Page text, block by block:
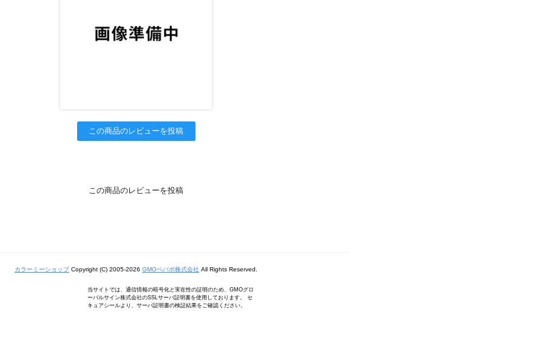
この商品のレビューを投稿
この商品のレビューを投稿
カラーミーショップCopyright (C) 2005-2026 GMOペパボ株式会社 All Rights Reserved.
当サイトでは、通信情報の暗号化と実在性の証明のため、GMOグロ
ーバルサイン株式会社のSSLサーバ証明書を使用しております。 セ
キュアシールより、サーバ証明書の検証結果をご確認ください。